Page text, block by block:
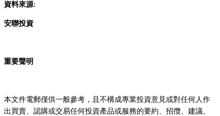
資料來源:
安聯投資
重要聲明
本文件電郵僅供一般參考，且不構成專業投資意見或對任何人作
出買賣、認購或交易任何投資產品或服務的要約、招攬、建議、